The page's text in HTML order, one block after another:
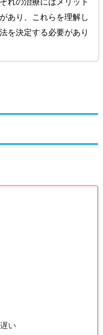
れの治療にはメリット
あり、これらを理解し
を決定する必要があり
い